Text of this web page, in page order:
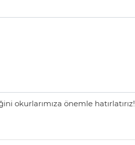
okurlarımıza önemle hatırlatırız!